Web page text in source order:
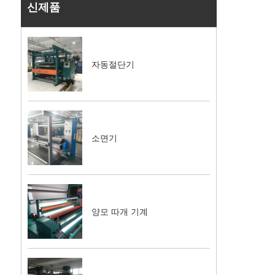
신제품
자동절단기
소면기
양모 따개 기계